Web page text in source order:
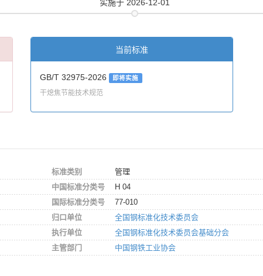
实施于 2026-12-01
当前标准
GB/T 32975-2026 即将实施
干熄焦节能技术规范
标准类别
管理
中国标准分类号
H 04
国际标准分类号
77-010
归口单位
全国钢标准化技术委员会
执行单位
全国钢标准化技术委员会基础分会
主管部门
中国钢铁工业协会